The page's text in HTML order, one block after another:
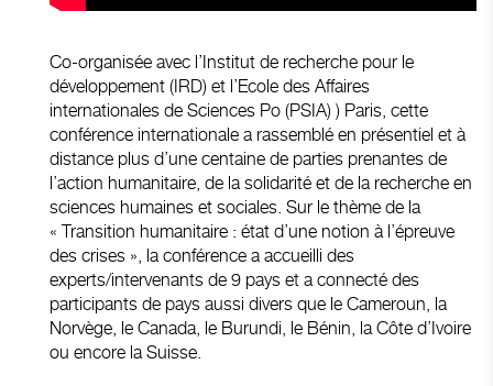
Co-organisée avec l’Institut de recherche pour le
développement (IRD) et l’Ecole des Affaires
internationales de Sciences Po (PSIA) ) Paris, cette
conférence internationale a rassemblé en présentiel et à
distance plus d’une centaine de parties prenantes de
l’action humanitaire, de la solidarité et de la recherche en
sciences humaines et sociales. Sur le thème de la
« Transition humanitaire : état d’une notion à l’épreuve
des crises », la conférence a accueilli des
experts/intervenants de 9 pays et a connecté des
participants de pays aussi divers que le Cameroun, la
Norvège, le Canada, le Burundi, le Bénin, la Côte d’Ivoire
ou encore la Suisse.